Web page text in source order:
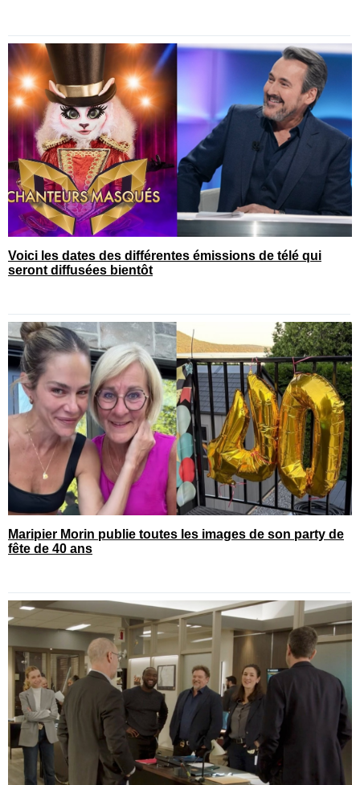
Voici les dates des différentes émissions de télé qui
seront diffusées bientôt
Maripier Morin publie toutes les images de son party de
fête de 40 ans